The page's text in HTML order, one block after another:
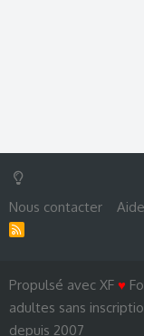
Nous contacter Aide
Propulsé avec XF ♥
adultes sans
depuis 2007